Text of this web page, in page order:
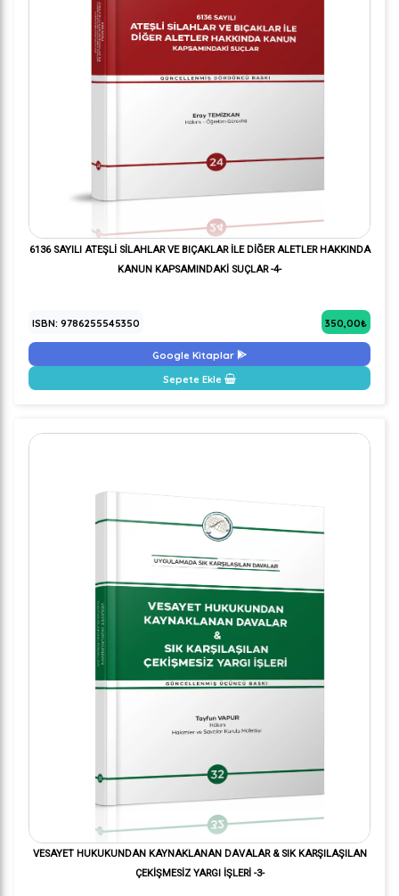
6136 SAYILI ATEŞLİ SİLAHLAR VE BIÇAKLAR İLE DİĞER ALETLER HAKKINDA
KANUN KAPSAMINDAKİ SUÇLAR -4-
ISBN: 9786255545350 350,00₺
Google Kitaplar
Sepete Ekle
VESAYET HUKUKUNDAN KAYNAKLANAN DAVALAR & SIK KARŞILAŞILAN
ÇEKİŞMESİZ YARGI İŞLERİ -3-